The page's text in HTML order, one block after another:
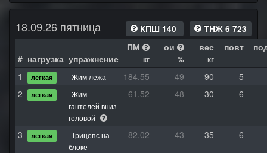
18.09.26 пятница КПШ 140 ТНЖ 6 723
# нагрузка упражнение
ПМ
кг
ои
%
вес
кг
повт
1 легкая Жим лежа 184,55 49 90
5
2
легкая
Жим
гантелей вниз
головой
61,52 48 30 6
3 легкая
Трицепс на
блоке
82,02 43 35 6